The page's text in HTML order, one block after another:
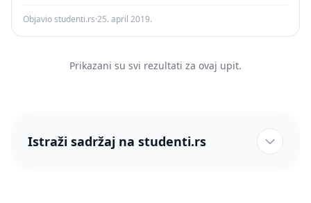
Objavio studenti.rs·25. april 2019.
Prikazani su svi rezultati za ovaj upit.
Istraži sadržaj na studenti.rs